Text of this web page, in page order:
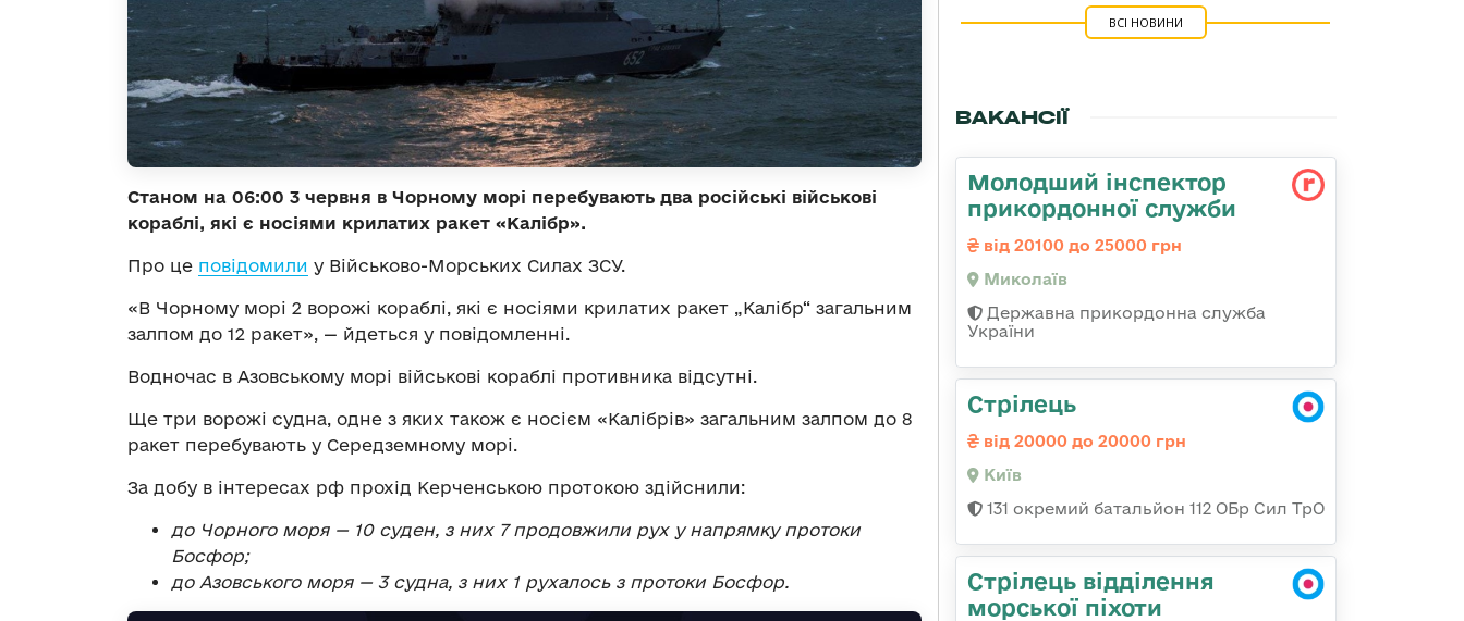
Станом на 06:00 3 червня в Чорному морі перебувають два російські військові
кораблі, які є носіями крилатих ракет «Калібр».
Про це повідомили у Військово-Морських Силах ЗСУ.
«В Чорному морі 2 ворожі кораблі, які є носіями крилатих ракет „Калібр“ загальним
залпом до 12 ракет», — йдеться у повідомленні.
Водночас в Азовському морі військові кораблі противника відсутні.
Ще три ворожі судна, одне з яких також є носієм «Калібрів» загальним залпом до 8
ракет перебувають у Середземному морі.
За добу в інтересах рф прохід Керченською протокою здійснили:
до Чорного моря — 10 суден, з них 7 продовжили рух у напрямку протоки
Босфор;
до Азовського моря — 3 судна, з них 1 рухалось з протоки Босфор.
ВСІ НОВИНИ
ВАКАНСІЇ
Молодший інспектор
прикордонної служби
від 20100 до 25000 грн
Миколаїв
Державна прикордонна служба
України
Стрілець
від 20000 до 20000 грн
Київ
131 окремий батальйон 112 ОБр Сил ТрО
Стрілець відділення
морської піхоти